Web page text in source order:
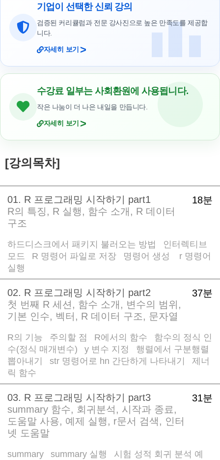
기업이 선택한 신뢰 강의
검증된 커리큘럼과 전문 강사진으로 높은 만족도를 제공합
니다.
자세히 보기 >
수강료 일부는 사회환원에 사용됩니다.
작은 나눔이 더 나은 내일을 만듭니다.
자세히 보기 >
[강의목차]
18분
01. R 프로그래밍 시작하기 part1
R의 특징, R 실행, 함수 소개, R 데이터
구조
하드디스크에서 패키지 불러오는 방법
인터렉티브
모드
R 명령어 파일로 저장 명령어 생성
r 명령어
실행
37분
02. R 프로그래밍 시작하기 part2
첫 번째 R 세션, 함수 소개, 변수의 범위,
기본 인수, 벡터, R 데이터 구조, 문자열
R의 기능 주의할 점 R에서의 함수
함수의 정식 인
수(정식 매개변수)
y 변수 지정
행렬에서 구분행렬
뽑아내기
str 명령어로 hn 간단하게 나타내기
제너
릭 함수
31분
03. R 프로그래밍 시작하기 part3
summary 함수, 회귀분석, 시작과 종료,
도움말 사용, 예제 실행, r문서 검색, 인터
넷 도움말
summary summary 실행
시험 성적 회귀 분석 예